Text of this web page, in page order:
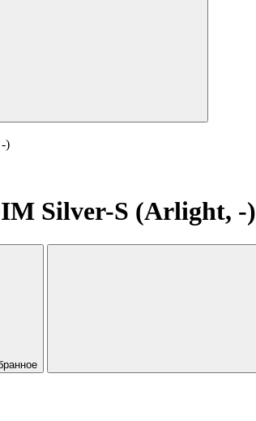
)
Silver-S (Arlight, -)